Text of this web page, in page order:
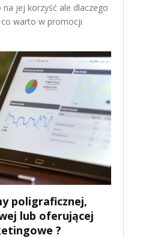
jej korzyść ale dlaczego
warto w promocji
poligraficznej,
lub oferującej
?